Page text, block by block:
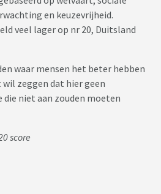
en keuzevrijheid.
veel lager op nr 20, Duitsland
waar mensen het beter hebben
wil zeggen dat hier geen
niet aan zouden moeten
score